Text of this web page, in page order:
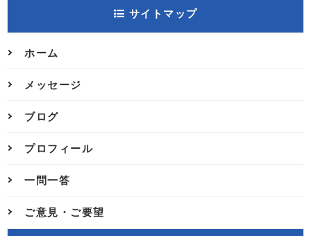
サイトマップ
ホーム
メッセージ
ブログ
プロフィール
一問一答
ご意見・ご要望